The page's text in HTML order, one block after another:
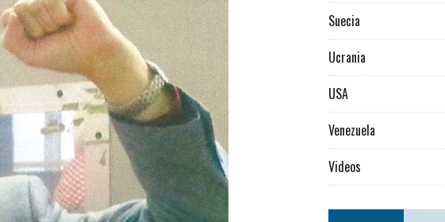
Suecia
Ucrania
USA
Venezuela
Videos